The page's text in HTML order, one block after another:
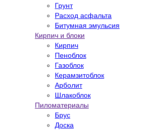
Грунт
Расход асфальта
Битумная эмульсия
Кирпич и блоки
Кирпич
Пеноблок
Газоблок
Керамзитоблок
Арболит
Шлакоблок
Пиломатериалы
Брус
Доска